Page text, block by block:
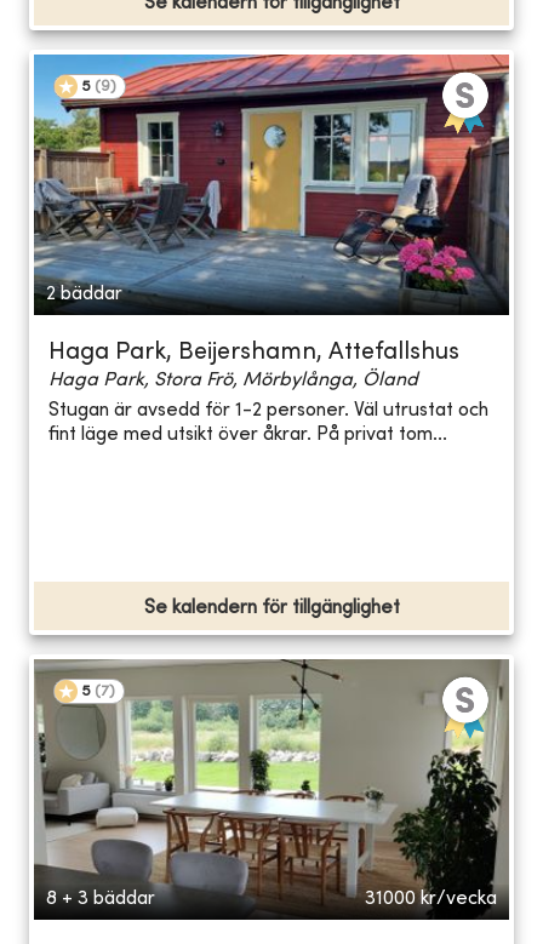
5 (9)
2 bäddar
Haga Park, Beijershamn, Attefallshus
Haga Park, Stora Frö, Mörbylånga, Öland
Stugan är avsedd för 1-2 personer. Väl utrustat och
fint läge med utsikt över åkrar. På privat tom...
Se kalendern för tillgänglighet
5 (7)
8 + 3 bäddar 31000 kr/vecka